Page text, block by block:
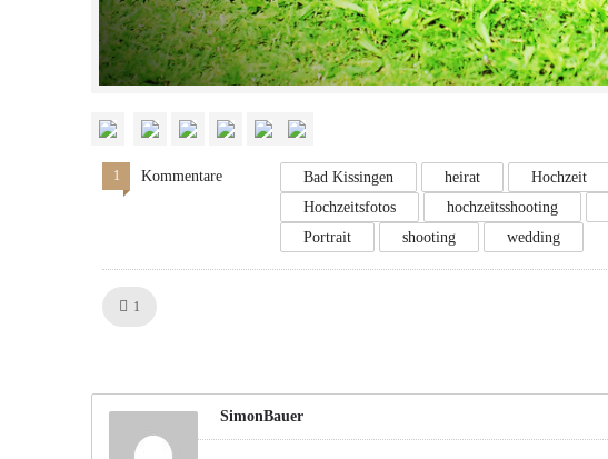
1 Kommentare Bad Kissingen heirat Hochzeit
Hochzeitsfotos
hochzeitsshooting
Portrait
shooting wedding
1
SimonBauer